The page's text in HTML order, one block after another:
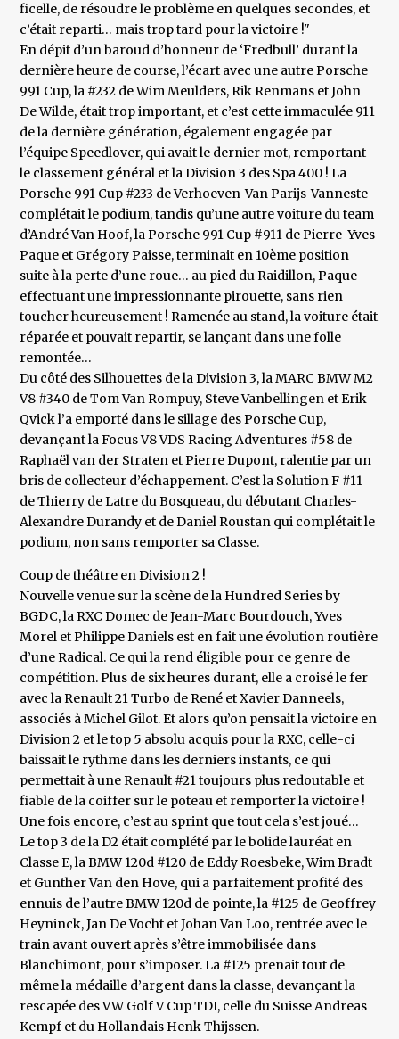
ficelle, de résoudre le problème en quelques secondes, et
c’était reparti… mais trop tard pour la victoire !"
En dépit d’un baroud d’honneur de ‘Fredbull’ durant la
dernière heure de course, l’écart avec une autre Porsche
991 Cup, la #232 de Wim Meulders, Rik Renmans et John
De Wilde, était trop important, et c’est cette immaculée 911
de la dernière génération, également engagée par
l’équipe Speedlover, qui avait le dernier mot, remportant
le classement général et la Division 3 des Spa 400 ! La
Porsche 991 Cup #233 de Verhoeven-Van Parijs-Vanneste
complétait le podium, tandis qu’une autre voiture du team
d’André Van Hoof, la Porsche 991 Cup #911 de Pierre-Yves
Paque et Grégory Paisse, terminait en 10ème position
suite à la perte d’une roue… au pied du Raidillon, Paque
effectuant une impressionnante pirouette, sans rien
toucher heureusement ! Ramenée au stand, la voiture était
réparée et pouvait repartir, se lançant dans une folle
remontée…
Du côté des Silhouettes de la Division 3, la MARC BMW M2
V8 #340 de Tom Van Rompuy, Steve Vanbellingen et Erik
Qvick l’a emporté dans le sillage des Porsche Cup,
devançant la Focus V8 VDS Racing Adventures #58 de
Raphaël van der Straten et Pierre Dupont, ralentie par un
bris de collecteur d’échappement. C’est la Solution F #11
de Thierry de Latre du Bosqueau, du débutant Charles-
Alexandre Durandy et de Daniel Roustan qui complétait le
podium, non sans remporter sa Classe.
Coup de théâtre en Division 2 !
Nouvelle venue sur la scène de la Hundred Series by
BGDC, la RXC Domec de Jean-Marc Bourdouch, Yves
Morel et Philippe Daniels est en fait une évolution routière
d’une Radical. Ce qui la rend éligible pour ce genre de
compétition. Plus de six heures durant, elle a croisé le fer
avec la Renault 21 Turbo de René et Xavier Danneels,
associés à Michel Gilot. Et alors qu’on pensait la victoire en
Division 2 et le top 5 absolu acquis pour la RXC, celle-ci
baissait le rythme dans les derniers instants, ce qui
permettait à une Renault #21 toujours plus redoutable et
fiable de la coiffer sur le poteau et remporter la victoire !
Une fois encore, c’est au sprint que tout cela s’est joué…
Le top 3 de la D2 était complété par le bolide lauréat en
Classe E, la BMW 120d #120 de Eddy Roesbeke, Wim Bradt
et Gunther Van den Hove, qui a parfaitement profité des
ennuis de l’autre BMW 120d de pointe, la #125 de Geoffrey
Heyninck, Jan De Vocht et Johan Van Loo, rentrée avec le
train avant ouvert après s’être immobilisée dans
Blanchimont, pour s’imposer. La #125 prenait tout de
même la médaille d’argent dans la classe, devançant la
rescapée des VW Golf V Cup TDI, celle du Suisse Andreas
Kempf et du Hollandais Henk Thijssen.